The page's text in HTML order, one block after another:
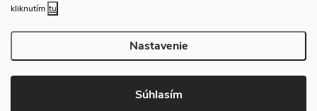
kliknutím tu
Nastavenie
Súhlasím
Copyright 2026CHN.cz. Všetky práva vyhradené.Upraviť nastavenie
cookies